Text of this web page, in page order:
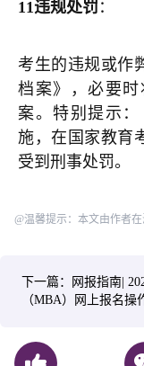
11违规处罚 ：
考生的违规或作
档案》，必要
案。特别提示
施，在国家教育
受到刑事处罚。
@温馨提示：本文由作者
下一篇：网报指南|
（MBA）网上报名操